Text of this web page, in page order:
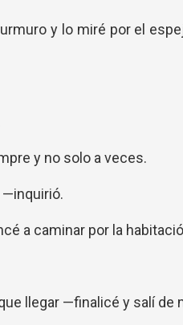
y lo miré por el
y no solo a veces.
—inquirió.
a caminar por la
llegar —finalicé y salí de